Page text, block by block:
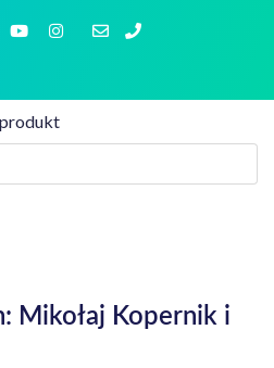
Mikołaj Kopernik i